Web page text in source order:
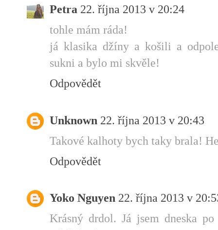
Petra 22. října 2013 v 20:24
tohle mám ráda!
já klasika džíny a košili a
sukni a bylo mi skvěle!
Odpovědět
Unknown 22. října 2013 v 20:43
Takové kalhoty bych taky brala!
Odpovědět
Yoko Nguyen 22. října 2013 v
Krásný drdol. Já jsem dneska